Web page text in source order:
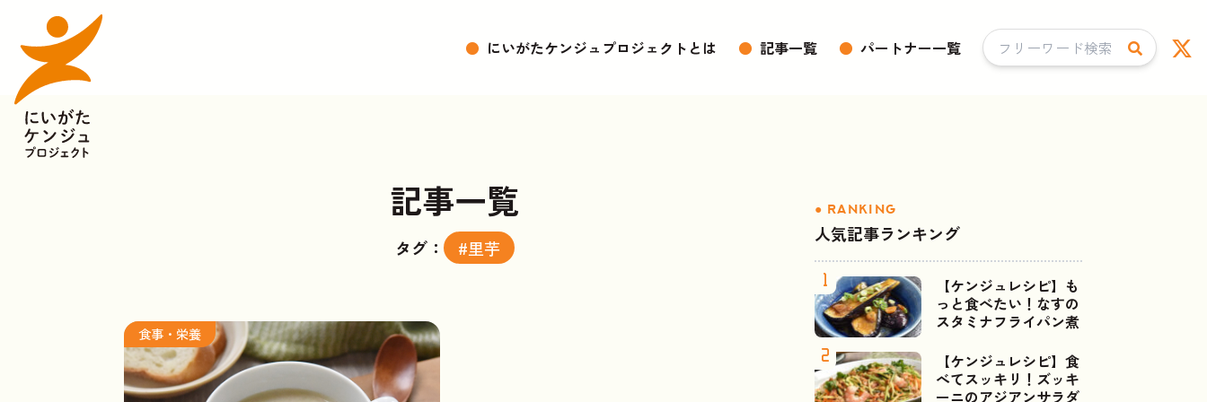
● にいがたケンジュプロジェクトとは ● 記事一覧 ● パートナー一覧
記事一覧
タグ： #里芋
食事・栄養
人気記事ランキング
【ケンジュレシピ】も
っと食べたい！なすの
スタミナフライパン煮
【ケンジュレシピ】食
べてスッキリ！ズッキ
ーニのアジアンサラダ